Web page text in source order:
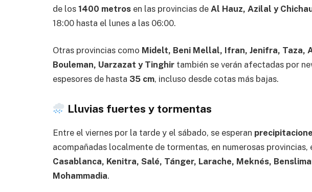
de los 1400 metros en las provincias de Al Hauz, Azilal y
18:00 hasta el lunes a las 06:00.
Otras provincias como Midelt, Beni Mellal, Ifran, Jenifra, Taza,
Bouleman, Uarzazat y Tinghir también se verán afectadas por
espesores de hasta 35 cm, incluso desde cotas más bajas.
Lluvias fuertes y tormentas
Entre el viernes por la tarde y el sábado, se esperan
acompañadas localmente de tormentas, en numerosas provincias,
Casablanca, Kenitra, Salé, Tánger, Larache, Meknés,
Mohammadia.